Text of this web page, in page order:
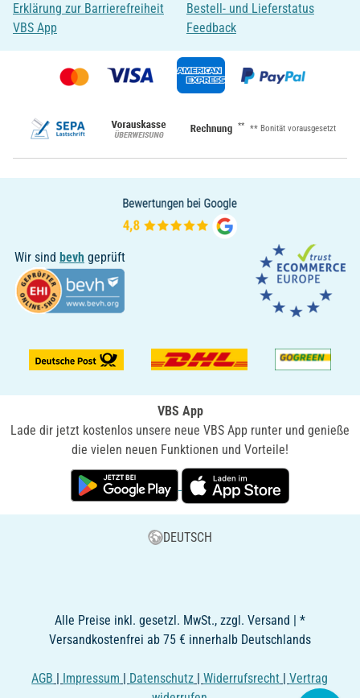
Erklärung zur Barrierefreiheit
VBS App
Bestell- und Lieferstatus
Feedback
** ** Bonität vorausgesetzt
Wir sind bevh geprüft
VBS App
Lade dir jetzt kostenlos unsere neue VBS App runter und genieße
die vielen neuen Funktionen und Vorteile!
DEUTSCH
Alle Preise inkl. gesetzl. MwSt., zzgl. Versand | *
Versandkostenfrei ab 75 € innerhalb Deutschlands
AGB | Impressum | Datenschutz |Widerrufsrecht |Vertrag